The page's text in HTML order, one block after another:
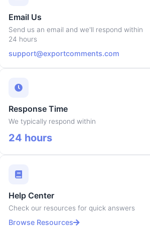
Email Us
Send us an email and we'll respond within
24 hours
support@exportcomments.com
Response Time
We typically respond within
24 hours
Help Center
Check our resources for quick answers
Browse Resources